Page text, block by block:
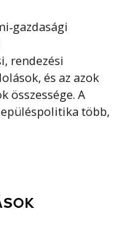
rendezési
és az azok
összessége. A
több,